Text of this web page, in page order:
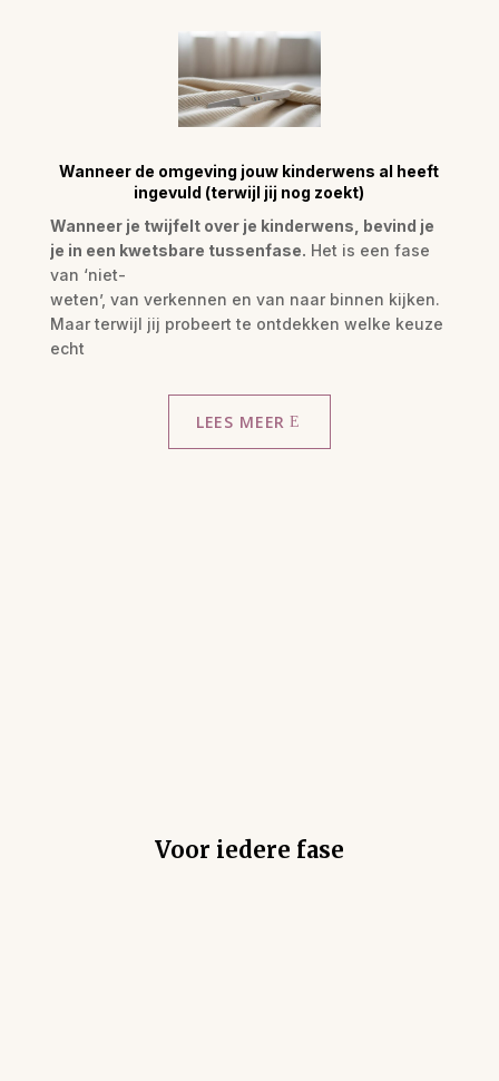
Wanneer de omgeving jouw kinderwens al heeft
ingevuld (terwijl jij nog zoekt)
Wanneer je twijfelt over je kinderwens, bevind je
je in een kwetsbare tussenfase. Het is een fase
van ‘niet-
weten’, van verkennen en van naar binnen kijken.
Maar terwijl jij probeert te ontdekken welke keuze
echt
LEES MEER
Voor iedere fase